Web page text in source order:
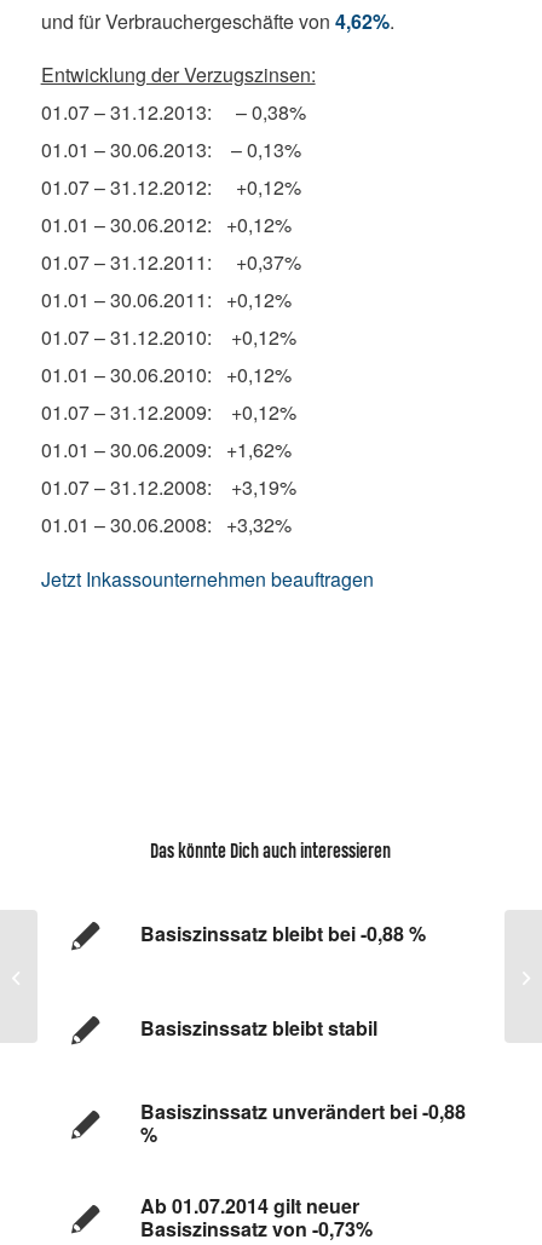
und für Verbrauchergeschäfte von 4,62%.
Entwicklung der Verzugszinsen:
01.07 – 31.12.2013: – 0,38%
01.01 – 30.06.2013: – 0,13%
01.07 – 31.12.2012: +0,12%
01.01 – 30.06.2012: +0,12%
01.07 – 31.12.2011: +0,37%
01.01 – 30.06.2011: +0,12%
01.07 – 31.12.2010: +0,12%
01.01 – 30.06.2010: +0,12%
01.07 – 31.12.2009: +0,12%
01.01 – 30.06.2009: +1,62%
01.07 – 31.12.2008: +3,19%
01.01 – 30.06.2008: +3,32%
Jetzt Inkassounternehmen beauftragen
Das könnte Dich auch interessieren
Basiszinssatz bleibt bei -0,88 %
Basiszinssatz bleibt stabil
Basiszinssatz unverändert bei -0,88
%
Ab 01.07.2014 gilt neuer
Basiszinssatz von -0,73%